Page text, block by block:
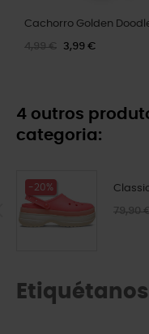
Cachorro Golden
4,99 € 3,99 €
4 outros
categoria:
-20%
79,90